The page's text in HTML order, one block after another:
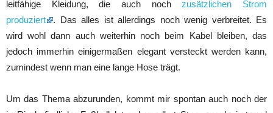
leitfähige Kleidung, die auch nochzusätzlichen Strom
produziert
. Das alles ist allerdings noch wenig verbreitet. Es
wird wohl dann auch weiterhin noch beim Kabel bleiben, das
jedoch immerhin einigermaßen elegant versteckt werden kann,
zumindest wenn man eine lange Hose trägt.
Um das Thema abzurunden, kommt mir spontan auch noch der